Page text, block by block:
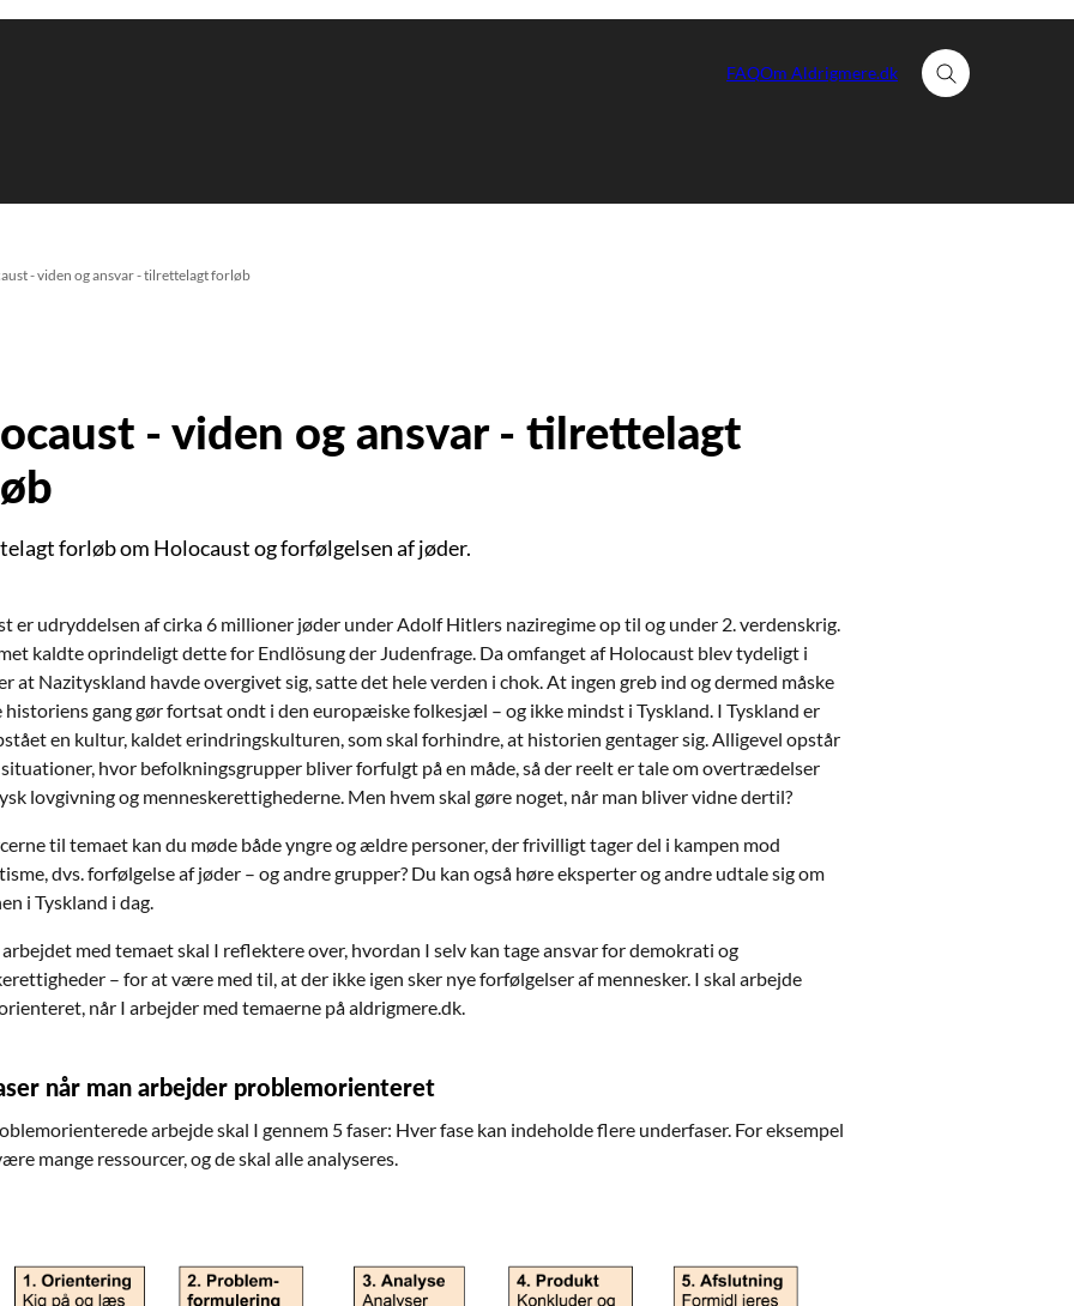
FAQOm Aldrigmere.dk Fold søgefelt ud
- viden og ansvar - tilrettelagt forløb
- viden og ansvar - tilrettelagt
forløb om Holocaust og forfølgelsen af jøder.
er udryddelsen af cirka 6 millioner jøder under Adolf Hitlers naziregime op til og under 2. verdenskrig.
kaldte oprindeligt dette for Endlösung der Judenfrage. Da omfanget af Holocaust blev tydeligt i
at Nazityskland havde overgivet sig, satte det hele verden i chok. At ingen greb ind og dermed måske
gang gør fortsat ondt i den europæiske folkesjæl – og ikke mindst i Tyskland. I Tyskland er
en kultur, kaldet erindringskulturen, som skal forhindre, at historien gentager sig. Alligevel opstår
situationer, hvor befolkningsgrupper bliver forfulgt på en måde, så der reelt er tale om overtrædelser
lovgivning og menneskerettighederne. Men hvem skal gøre noget, når man bliver vidne dertil?
til temaet kan du møde både yngre og ældre personer, der frivilligt tager del i kampen mod
dvs. forfølgelse af jøder – og andre grupper? Du kan også høre eksperter og andre udtale sig om
i Tyskland i dag.
med temaet skal I reflektere over, hvordan I selv kan tage ansvar for demokrati og
– for at være med til, at der ikke igen sker nye forfølgelser af mennesker. I skal arbejde
når I arbejder med temaerne på aldrigmere.dk.
når man arbejder problemorienteret
arbejde skal I gennem 5 faser: Hver fase kan indeholde flere underfaser. For eksempel
mange ressourcer, og de skal alle analyseres.